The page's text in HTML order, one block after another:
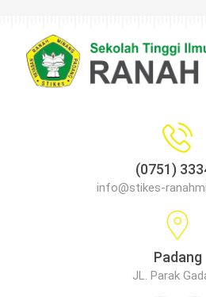
(0751)
info@stikes-
Padang
JL. Parak